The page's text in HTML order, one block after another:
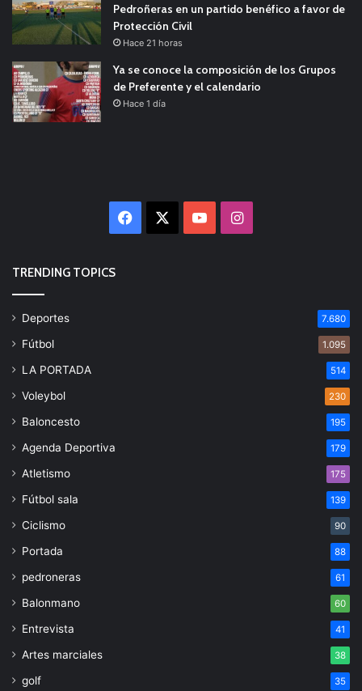
Pedroñeras en un partido benéfico a favor de
Protección Civil
Hace 21 horas
Ya se conoce la composición de los Grupos
de Preferente y el calendario
Hace 1 día
Facebook YouTubeInstagram
TRENDING TOPICS
Deportes 7.680
Fútbol 1.095
LA PORTADA 514
Voleybol 230
Baloncesto 195
Agenda Deportiva 179
Atletismo 175
Fútbol sala 139
Ciclismo 90
Portada 88
pedroneras 61
Balonmano 60
Entrevista 41
Artes marciales 38
golf 35